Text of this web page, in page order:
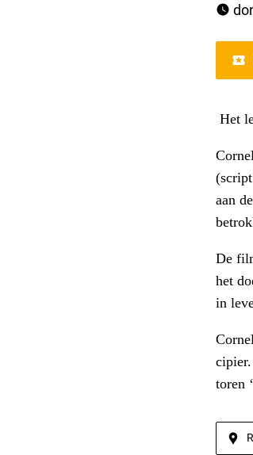
Het
aan
De
het
in
toren